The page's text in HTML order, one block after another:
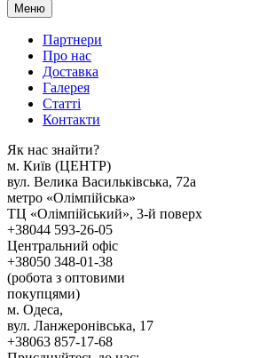
Меню
Партнери
Про нас
Доставка
Галерея
Статтi
Контакти
Як наc знайти?
м. Киïв (ЦЕНТР)
вул. Велика Васильківська, 72а
метро «Олімпійська»
ТЦ «Олімпійський», 3-й поверх
+38044 593-26-05
Центральний офіс
+38050 348-01-38
(робота з оптовими
покупцями)
м. Одеса,
вул. Ланжеронівська, 17
+38063 857-17-68